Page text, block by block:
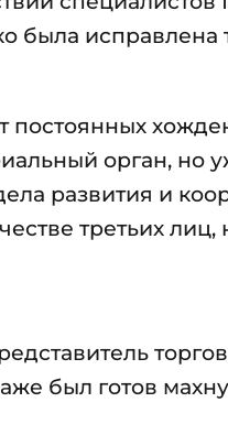
исправлена
постоянных
орган, но
развития и
третьих
был готов